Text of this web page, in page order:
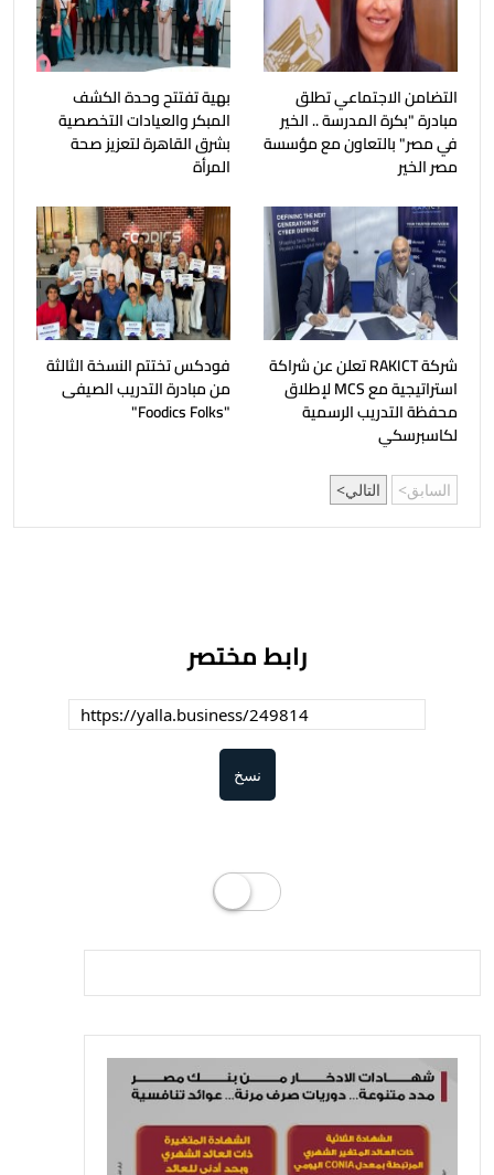
التضامن الاجتماعي تطلق
مبادرة "بكرة المدرسة .. الخير
في مصر" بالتعاون مع مؤسسة
مصر الخير
بهية تفتتح وحدة الكشف
المبكر والعيادات التخصصية
بشرق القاهرة لتعزيز صحة
المرأة
شركة RAKICT تعلن عن شراكة
استراتيجية مع MCS لإطلاق
محفظة التدريب الرسمية
لكاسبرسكي
فودكس تختتم النسخة الثالثة
من مبادرة التدريب الصيفى
"Foodics Folks"
السابق التالي
رابط مختصر
نسخ